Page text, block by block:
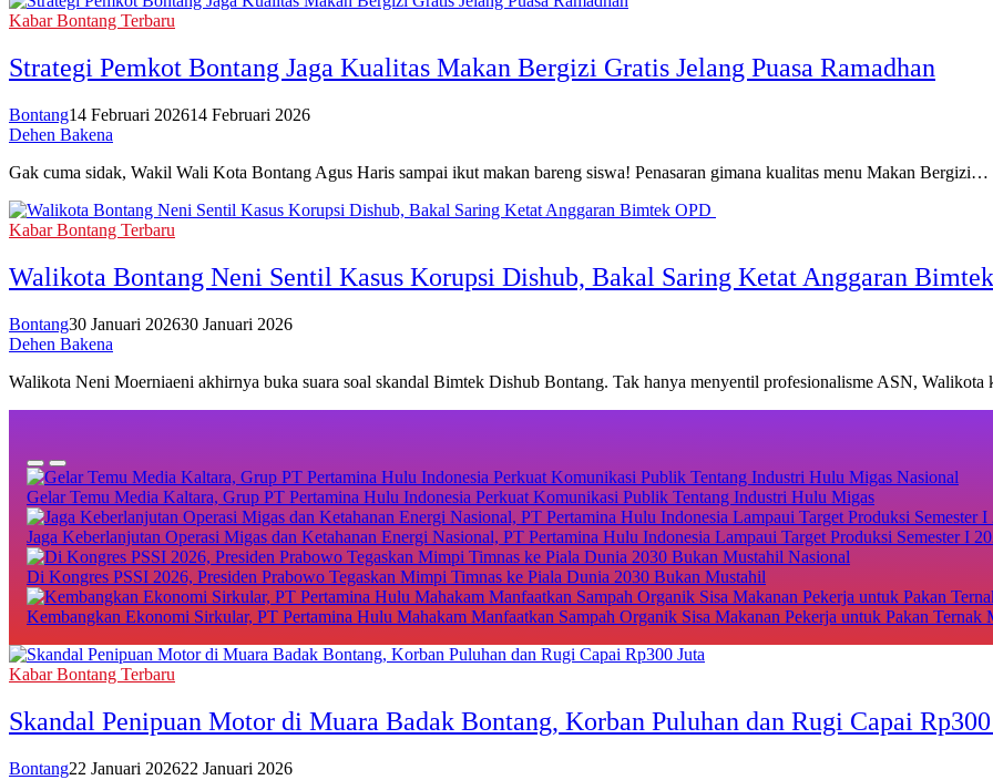
Kabar Bontang Terbaru
Strategi Pemkot Bontang Jaga Kualitas Makan Bergizi Gratis Jelang Puasa Ramadhan
Bontang14 Februari 202614 Februari 2026
Dehen Bakena
Gak cuma sidak, Wakil Wali Kota Bontang Agus Haris sampai ikut makan bareng siswa! Penasaran gimana kualitas menu Makan Bergizi…
Kabar Bontang Terbaru
Walikota Bontang Neni Sentil Kasus Korupsi Dishub, Bakal Saring Ketat Anggaran
Bontang30 Januari 202630 Januari 2026
Dehen Bakena
Walikota Neni Moerniaeni akhirnya buka suara soal skandal Bimtek Dishub Bontang. Tak hanya menyentil profesionalisme ASN,
Nasional
Gelar Temu Media Kaltara, Grup PT Pertamina Hulu Indonesia Perkuat Komunikasi Publik Tentang Industri Hulu Migas
Jaga Keberlanjutan Operasi Migas dan Ketahanan Energi Nasional, PT Pertamina Hulu Indonesia Lampaui Target Produksi Semester I
Nasional
Di Kongres PSSI 2026, Presiden Prabowo Tegaskan Mimpi Timnas ke Piala Dunia 2030 Bukan Mustahil
Kembangkan Ekonomi Sirkular, PT Pertamina Hulu Mahakam Manfaatkan Sampah Organik Sisa Makanan Pekerja untuk Pakan Ternak
Kabar Bontang Terbaru
Skandal Penipuan Motor di Muara Badak Bontang, Korban Puluhan dan Rugi Capai
Bontang22 Januari 202622 Januari 2026